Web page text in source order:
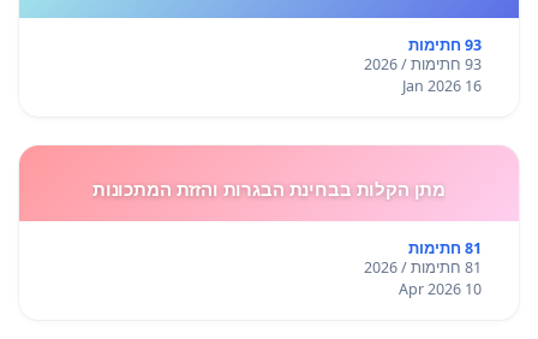
93 חתימות
93 חתימות / 2026
16 Jan 2026
מתן הקלות בבחינת הבגרות והזזת המתכונות
81 חתימות
81 חתימות / 2026
10 Apr 2026